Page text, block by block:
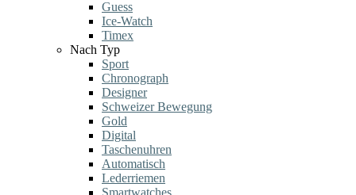
Guess
Ice-Watch
Timex
Nach Typ
Sport
Chronograph
Designer
Schweizer Bewegung
Gold
Digital
Taschenuhren
Automatisch
Lederriemen
Smartwatches